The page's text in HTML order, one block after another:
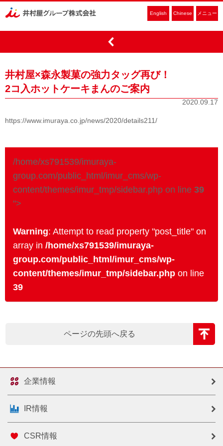
English Chinese メニュー
井村屋×森永製菓の強力タッグ再び！
2コ入ホットケーキまんのご案内
2020.09.17
https://www.imuraya.co.jp/news/2020/details211/
/home/xs791539/imuraya-
group.com/public_html/imur_cms/wp-
content/themes/imur_tmp/sidebar.php on line 39
">
Warning: Attempt to read property "post_title" on
array in /home/xs791539/imuraya-
group.com/public_html/imur_cms/wp-
content/themes/imur_tmp/sidebar.php on line
39
ページの先頭へ戻る
企業情報
IR情報
CSR情報